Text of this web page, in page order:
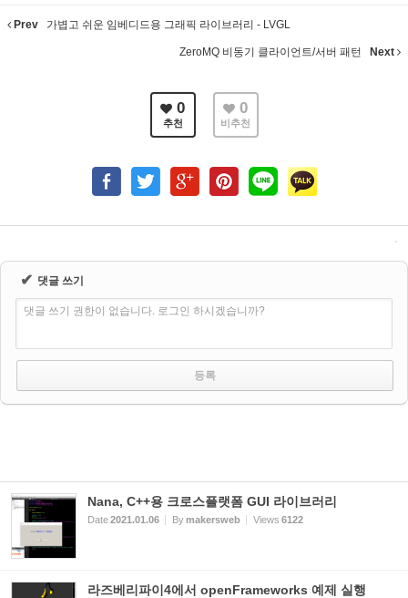
Prev 가볍고 쉬운 임베디드용 그래픽 라이브러리 - LVGL
ZeroMQ 비동기 클라이언트/서버 패턴 Next
0
추천
0
비추천
✔ 댓글 쓰기
댓글 쓰기 권한이 없습니다. 로그인 하시겠습니까?
Nana, C++용 크로스플랫폼 GUI 라이브러리
Date2021.01.06 Bymakersweb Views 6122
라즈베리파이4에서 openFrameworks 예제 실행